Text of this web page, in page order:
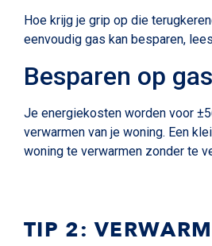
Hoe krijg je grip op die
eenvoudig gas kan besparen,
Besparen op gas
Je energiekosten worden voor
verwarmen van je woning. Een
woning te verwarmen zonder te
TIP 2: